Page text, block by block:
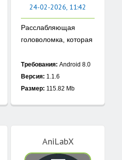
24-02-2026, 11:42
Расслабляющая
головоломка, которая
Требования: Android 8.0
Версия: 1.1.6
Размер: 115.82 Mb
AniLabX